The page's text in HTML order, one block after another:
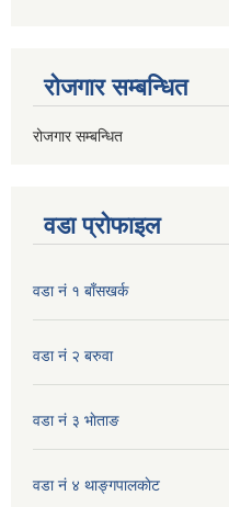
रोजगार सम्बन्धित
रोजगार सम्बन्धित
वडा प्रोफाइल
वडा नं १ बाँसखर्क
वडा नं २ बरुवा
वडा नं ३ भाेताङ
वडा नं ४ थाङ्गपालकाेट